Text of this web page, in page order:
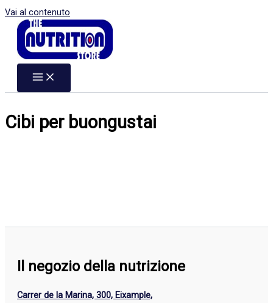
Vai al contenuto
Cibi per buongustai
Il negozio della nutrizione
Carrer de la Marina, 300, Eixample,